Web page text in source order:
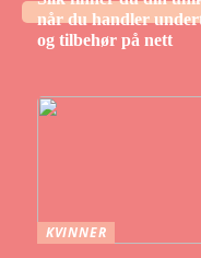
når du handler
og tilbehør på nett
KVINNER